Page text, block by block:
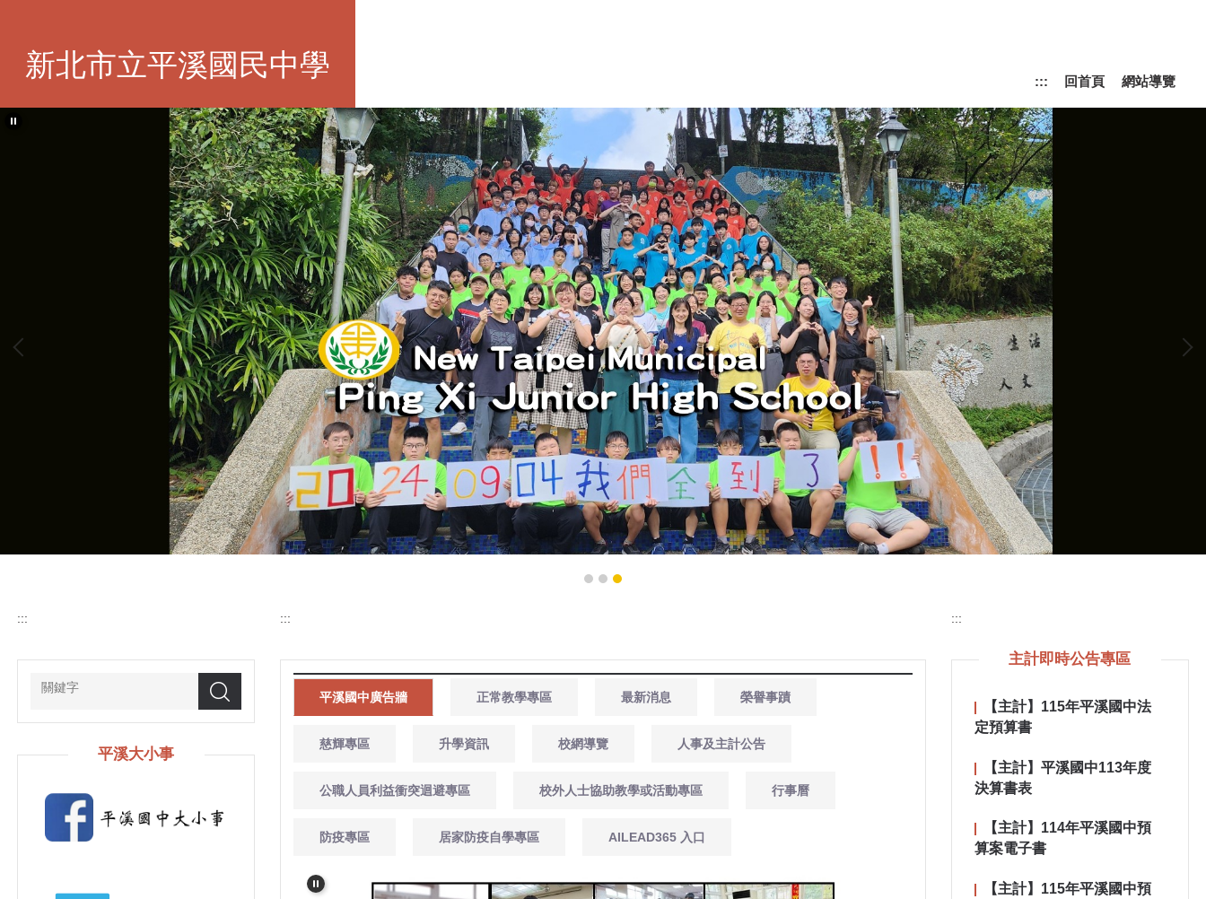
容
區
新北市立平溪國民中學 ::: 回首頁 網站導覽
:::
搜尋
平溪大小事
:::
平溪國中廣告牆 正常教學專區 最新消息 榮譽事蹟
慈輝專區 升學資訊 校網導覽 人事及主計公告
公職人員利益衝突迴避專區 校外人士協助教學或活動專區 行事曆
防疫專區 居家防疫自學專區 AILEAD365 入口
:::
主計即時公告專區
【主計】115年平溪國中法
定預算書
【主計】平溪國中113年度
決算書表
【主計】114年平溪國中預
算案電子書
【主計】115年平溪國中預